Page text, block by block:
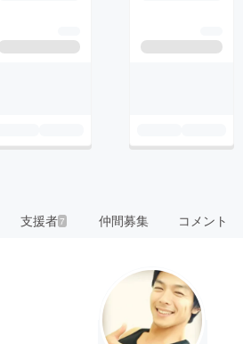
支援者7 仲間募集 コメント